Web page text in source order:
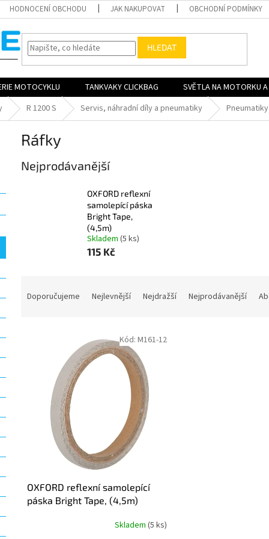
HODNOCENÍ OBCHODU JAK NAKUPOVAT OBCHODNÍ PODMÍNKY
HLEDAT
MOTOCYKLU TANKVAKY CLICKBAG SVĚTLA NA MOTORKU
R 1200 S Servis, náhradní díly a pneumatiky
Ráfky
Nejprodávanější
OXFORD reflexní
samolepící páska
Bright Tape,
(4,5m)
Skladem (5 ks)
115 Kč
Doporučujeme Nejlevnější Nejdražší Nejprodávanější
OXFORD reflexní samolepící
páska Bright Tape, (4,5m)
Skladem (5 ks)
Kód: M161-12